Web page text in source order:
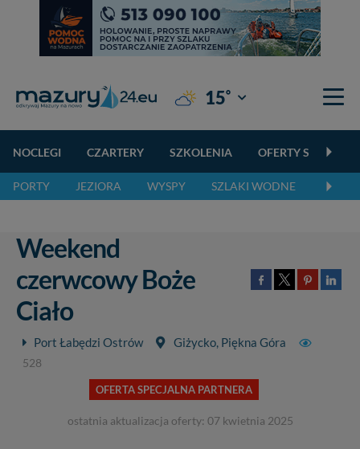
15° Giżycko
NOCLEGI CZARTERY SZKOLENIA OFERTY
PORTY JEZIORA WYSPY SZLAKI WODNE
Weekend
czerwcowy Boże
Ciało
Port Łabędzi Ostrów Giżycko, Piękna Góra
528
OFERTA SPECJALNA PARTNERA
ostatnia aktualizacja oferty: 07 kwietnia 2025